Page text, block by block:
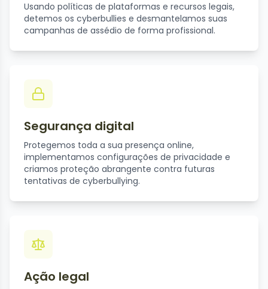
Usando políticas de plataformas e recursos legais,
detemos os cyberbullies e desmantelamos suas
campanhas de assédio de forma profissional.
Segurança digital
Protegemos toda a sua presença online,
implementamos configurações de privacidade e
criamos proteção abrangente contra futuras
tentativas de cyberbullying.
Ação legal